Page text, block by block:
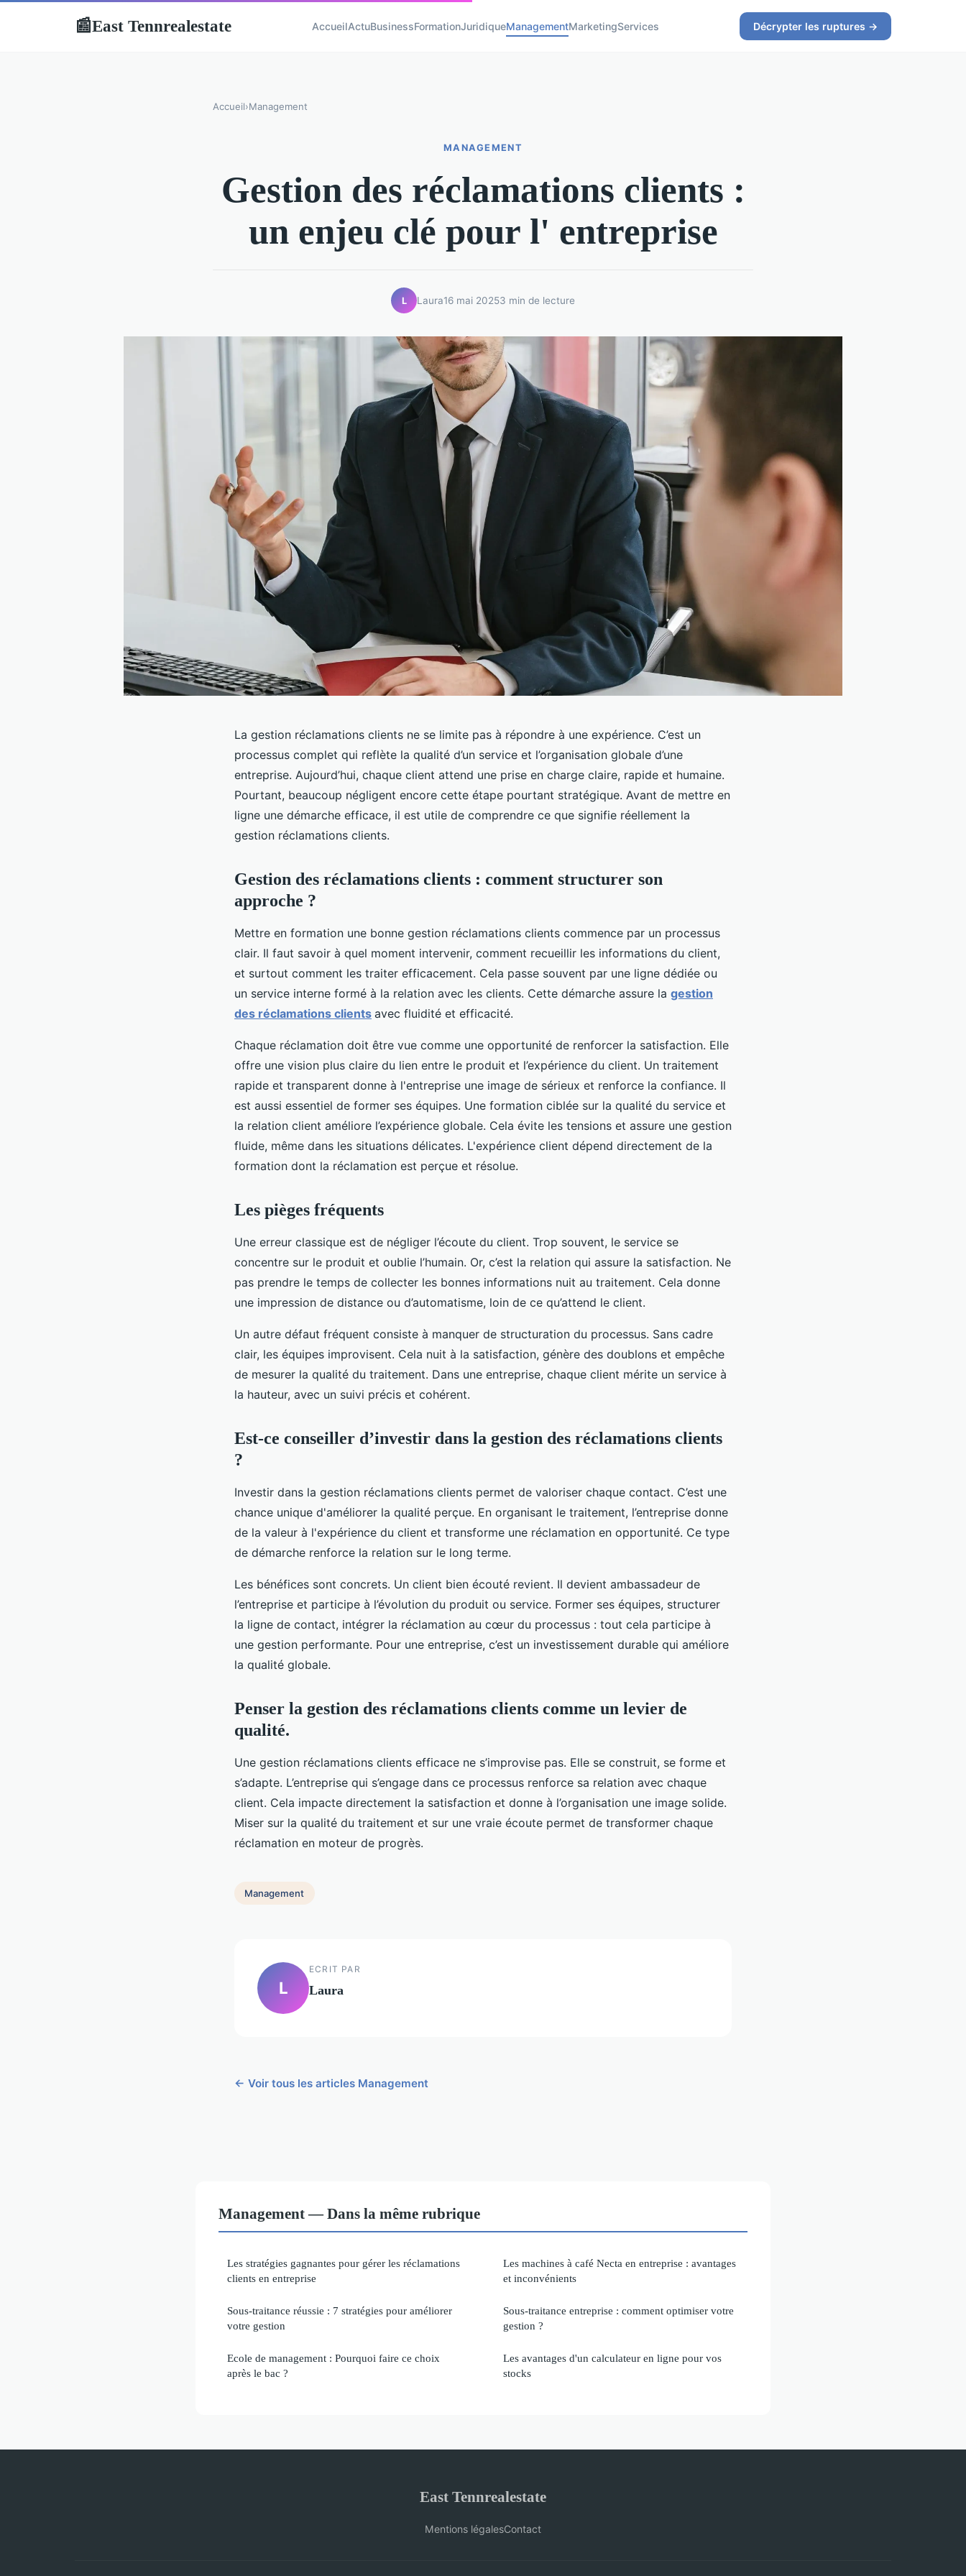
📰East Tennrealestate AccueilActuBusinessFormationJuridiqueManagementMarketingServices Décrypter les ruptures →
Accueil›Management
MANAGEMENT
Gestion des réclamations clients :
un enjeu clé pour l' entreprise
L Laura16 mai 20253 min de lecture
La gestion réclamations clients ne se limite pas à répondre à une expérience. C’est un
processus complet qui reflète la qualité d’un service et l’organisation globale d’une
entreprise. Aujourd’hui, chaque client attend une prise en charge claire, rapide et humaine.
Pourtant, beaucoup négligent encore cette étape pourtant stratégique. Avant de mettre en
ligne une démarche efficace, il est utile de comprendre ce que signifie réellement la
gestion réclamations clients.
Gestion des réclamations clients : comment structurer son
approche ?
Mettre en formation une bonne gestion réclamations clients commence par un processus
clair. Il faut savoir à quel moment intervenir, comment recueillir les informations du client,
et surtout comment les traiter efficacement. Cela passe souvent par une ligne dédiée ou
un service interne formé à la relation avec les clients. Cette démarche assure la gestion
des réclamations clients avec fluidité et efficacité.
Chaque réclamation doit être vue comme une opportunité de renforcer la satisfaction. Elle
offre une vision plus claire du lien entre le produit et l’expérience du client. Un traitement
rapide et transparent donne à l'entreprise une image de sérieux et renforce la confiance. Il
est aussi essentiel de former ses équipes. Une formation ciblée sur la qualité du service et
la relation client améliore l’expérience globale. Cela évite les tensions et assure une gestion
fluide, même dans les situations délicates. L'expérience client dépend directement de la
formation dont la réclamation est perçue et résolue.
Les pièges fréquents
Une erreur classique est de négliger l’écoute du client. Trop souvent, le service se
concentre sur le produit et oublie l’humain. Or, c’est la relation qui assure la satisfaction. Ne
pas prendre le temps de collecter les bonnes informations nuit au traitement. Cela donne
une impression de distance ou d’automatisme, loin de ce qu’attend le client.
Un autre défaut fréquent consiste à manquer de structuration du processus. Sans cadre
clair, les équipes improvisent. Cela nuit à la satisfaction, génère des doublons et empêche
de mesurer la qualité du traitement. Dans une entreprise, chaque client mérite un service à
la hauteur, avec un suivi précis et cohérent.
Est-ce conseiller d’investir dans la gestion des réclamations clients
?
Investir dans la gestion réclamations clients permet de valoriser chaque contact. C’est une
chance unique d'améliorer la qualité perçue. En organisant le traitement, l’entreprise donne
de la valeur à l'expérience du client et transforme une réclamation en opportunité. Ce type
de démarche renforce la relation sur le long terme.
Les bénéfices sont concrets. Un client bien écouté revient. Il devient ambassadeur de
l’entreprise et participe à l’évolution du produit ou service. Former ses équipes, structurer
la ligne de contact, intégrer la réclamation au cœur du processus : tout cela participe à
une gestion performante. Pour une entreprise, c’est un investissement durable qui améliore
la qualité globale.
Penser la gestion des réclamations clients comme un levier de
qualité.
Une gestion réclamations clients efficace ne s’improvise pas. Elle se construit, se forme et
s’adapte. L’entreprise qui s’engage dans ce processus renforce sa relation avec chaque
client. Cela impacte directement la satisfaction et donne à l’organisation une image solide.
Miser sur la qualité du traitement et sur une vraie écoute permet de transformer chaque
réclamation en moteur de progrès.
Management
L
ECRIT PAR
Laura
← Voir tous les articles Management
Management — Dans la même rubrique
Les stratégies gagnantes pour gérer les réclamations
clients en entreprise
Sous-traitance réussie : 7 stratégies pour améliorer
votre gestion
Ecole de management : Pourquoi faire ce choix
après le bac ?
Les machines à café Necta en entreprise : avantages
et inconvénients
Sous-traitance entreprise : comment optimiser votre
gestion ?
Les avantages d'un calculateur en ligne pour vos
stocks
East Tennrealestate
Mentions légalesContact